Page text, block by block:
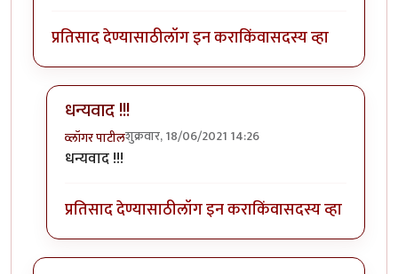
प्रतिसाद देण्यासाठीलॉग इन कराकिंवासदस्य व्हा
धन्यवाद !!!
व्लॉगर पाटीलशुक्रवार, 18/06/2021 14:26
In reply to
धन्यवाद !!!
प्रतिसाद देण्यासाठीलॉग इन कराकिंवासदस्य व्हा